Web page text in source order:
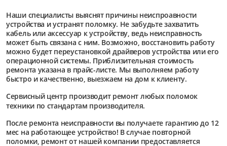
Наши специалисты выяснят причины неиспроавности
устройства и устранят поломку. Не забудьте захватить
кабель или аксессуар к устройству, ведь неисправность
может быть связана с ним. Возможно, восстановить работу
можно будет переустановкой драйверов устройства или его
операционной системы. Приблизительная стоимость
ремонта указана в прайс-листе. Мы выполняем работу
быстро и качественно, выезжаем на дом к клиенту.
Сервисный центр производит ремонт любых поломок
техники по стандартам производителя.
После ремонта неисправности вы получаете гарантию до 12
мес на работающее устройство! В случае повторной
поломки, ремонт от нашей компании предоставляется